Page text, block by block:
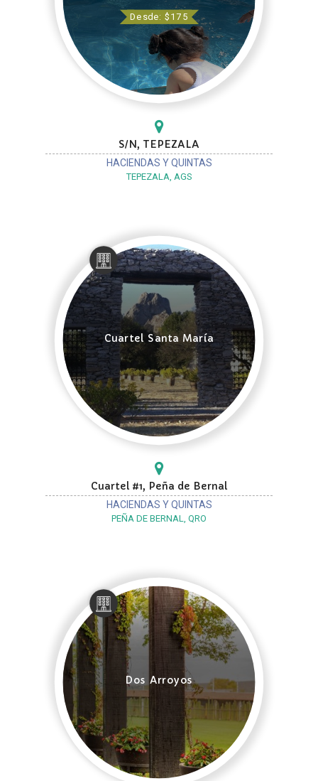
Desde: $175
S/N, TEPEZALA
HACIENDAS Y QUINTAS
TEPEZALA, AGS
Cuartel Santa María
Cuartel #1, Peña de Bernal
HACIENDAS Y QUINTAS
PEÑA DE BERNAL, QRO
Dos Arroyos